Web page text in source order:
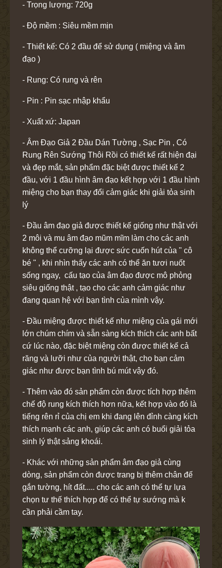
- Trọng lượng: 720g
- Độ mềm : Siêu mềm mịn
- Thiết kế: Có 2 đầu để sử dụng ( miệng và âm
đạo )
- Rung: Có rung và rên
- Pin : Pin sạc nhập khẩu
- Xuất xứ: Japan
- Âm Đạo Giả 2 Đầu Dán Tường , Sạc Pin , Có
Rung Rên Sướng Thôi Rồi có thiết kế rất hiện đại
và đẹp mắt, sản phẩm đặc biệt được thiết kế 2
đầu, với 1 đầu hình âm đạo kết hợp với 1 đầu hình
miệng cho bạn thay đổi cảm giác khi giải tỏa sinh
lý
- Đầu âm đạo giả được thiết kế giống như thật với
2 môi và mu âm đạo mũm mĩm làm cho các anh
không thể cưỡng lại được sức cuốn hút của " cô
bé " , khi nhìn thấy các anh có thể ăn tươi nuốt
sống ngay, cấu tạo của âm đạo được mô phỏng
siêu giống thật , tạo cho các anh cảm giác như
đang quan hệ với bạn tình của mình vậy.
- Đầu miệng được thiết kế như miệng của gái mới
lớn chúm chím và sẵn sàng kích thích các anh bất
cứ lúc nào, đặc biệt miệng còn được thiết kế cả
răng và lưỡi như của người thật, cho bạn cảm
giác như được bạn tình bú mút vậy đó.
- Thêm vào đó sản phẩm còn được tích hợp thêm
chế độ rung kích thích hơn nữa, kết hợp vào đó là
tiếng rên rỉ của chị em khi đang lên đỉnh càng kích
thích mạnh các anh, giúp các anh có buổi giải tỏa
sinh lý thật sảng khoái.
- Khác với những sản phẩm âm đạo giả cùng
dòng, sản phẩm còn được trang bị thêm chân đế
gắn tường, hít đất..... cho các anh có thể tự lựa
chọn tư thế thích hợp để có thể tự sướng mà k
cần phải cầm tay.